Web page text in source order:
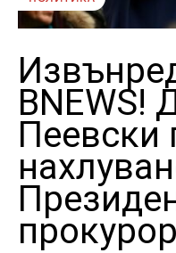
BNEWS!
Пеевски